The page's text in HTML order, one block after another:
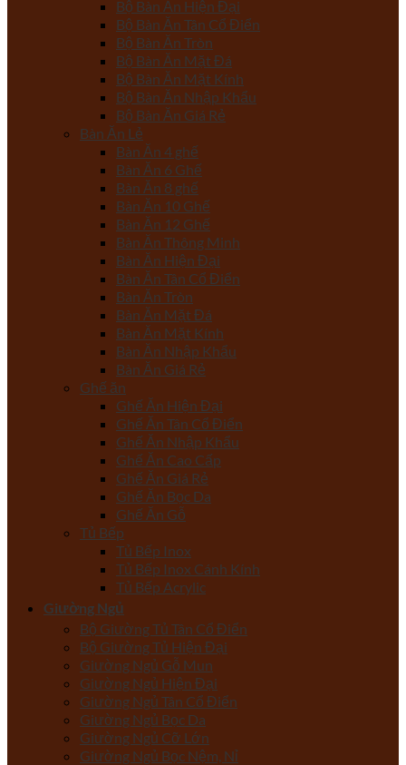
Bộ Bàn Ăn Hiện Đại
Bộ Bàn Ăn Tân Cổ Điển
Bộ Bàn Ăn Tròn
Bộ Bàn Ăn Mặt Đá
Bộ Bàn Ăn Mặt Kính
Bộ Bàn Ăn Nhập Khẩu
Bộ Bàn Ăn Giá Rẻ
Bàn Ăn Lẻ
Bàn Ăn 4 ghế
Bàn Ăn 6 Ghế
Bàn Ăn 8 ghế
Bàn Ăn 10 Ghế
Bàn Ăn 12 Ghế
Bàn Ăn Thông Minh
Bàn Ăn Hiện Đại
Bàn Ăn Tân Cổ Điển
Bàn Ăn Tròn
Bàn Ăn Mặt Đá
Bàn Ăn Mặt Kính
Bàn Ăn Nhập Khẩu
Bàn Ăn Giá Rẻ
Ghế ăn
Ghế Ăn Hiện Đại
Ghế Ăn Tân Cổ Điển
Ghế Ăn Nhập Khẩu
Ghế Ăn Cao Cấp
Ghế Ăn Giá Rẻ
Ghế Ăn Bọc Da
Ghế Ăn Gỗ
Tủ Bếp
Tủ Bếp Inox
Tủ Bếp Inox Cánh Kính
Tủ Bếp Acrylic
Giường Ngủ
Bộ Giường Tủ Tân Cổ Điển
Bộ Giường Tủ Hiện Đại
Giường Ngủ Gỗ Mun
Giường Ngủ Hiện Đại
Giường Ngủ Tân Cổ Điển
Giường Ngủ Bọc Da
Giường Ngủ Cỡ Lớn
Giường Ngủ Bọc Nệm, Nỉ